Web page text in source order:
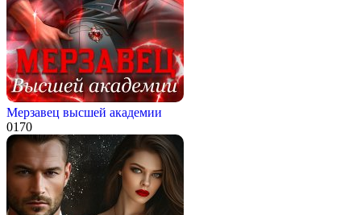
Мерзавец высшей академии
0170